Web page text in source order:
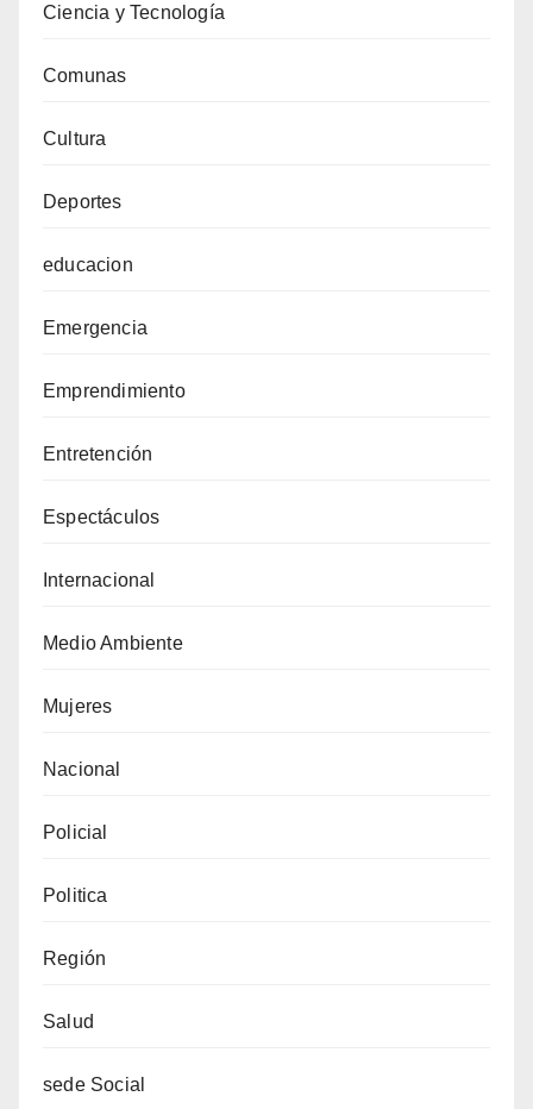
Ciencia y Tecnología
Comunas
Cultura
Deportes
educacion
Emergencia
Emprendimiento
Entretención
Espectáculos
Internacional
Medio Ambiente
Mujeres
Nacional
Policial
Politica
Región
Salud
sede Social